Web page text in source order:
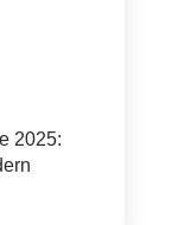
2025: